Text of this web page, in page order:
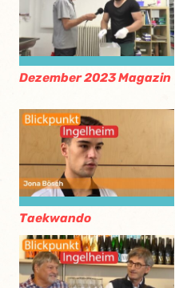
Dezember 2023 Magazin
Taekwando